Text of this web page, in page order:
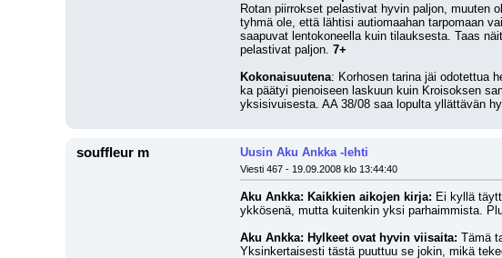
Rotan piirrokset pelastivat hyvin paljon, muuten
tyhmä ole, että lähtisi autiomaahan tarpomaan
saapuvat lentokoneella kuin tilauksesta. Taas
pelastivat paljon. 7+
Kokonaisuutena: Korhosen tarina jäi odotettua
ka päätyi pienoiseen laskuun kuin Kroisoksen
yksisivuisesta. AA 38/08 saa lopulta yllättävän
souffleur m Uusin Aku Ankka -lehti
Viesti 467 - 19.09.2008 klo 13:44:40
Aku Ankka: Kaikkien aikojen kirja: Ei kyllä
ykkösenä, mutta kuitenkin yksi parhaimmista.
Aku Ankka: Hylkeet ovat hyvin viisaita: Tämä
Yksinkertaisesti tästä puuttuu se jokin, mikä